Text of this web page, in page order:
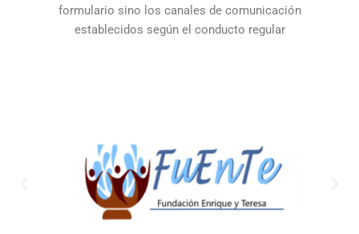
formulario sino los canales de comunicación
establecidos según el conducto regular